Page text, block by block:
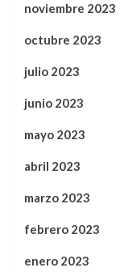
noviembre 2023
octubre 2023
julio 2023
junio 2023
mayo 2023
abril 2023
marzo 2023
febrero 2023
enero 2023